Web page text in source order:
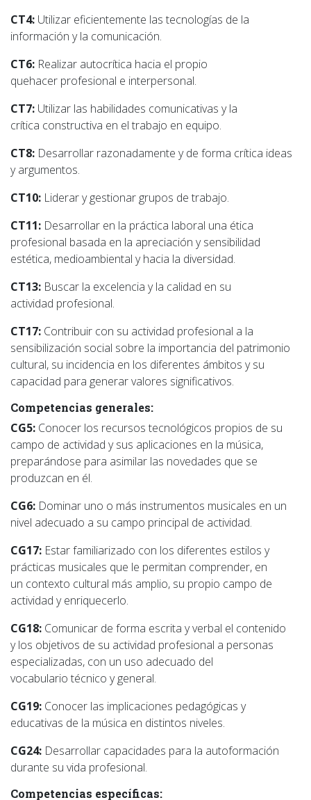
CT4: Utilizar eficientemente las tecnologías de la
información y la comunicación.
CT6: Realizar autocrítica hacia el propio
quehacer profesional e interpersonal.
CT7: Utilizar las habilidades comunicativas y la
crítica constructiva en el trabajo en equipo.
CT8: Desarrollar razonadamente y de forma crítica ideas
y argumentos.
CT10: Liderar y gestionar grupos de trabajo.
CT11: Desarrollar en la práctica laboral una ética
profesional basada en la apreciación y sensibilidad
estética, medioambiental y hacia la diversidad.
CT13: Buscar la excelencia y la calidad en su
actividad profesional.
CT17: Contribuir con su actividad profesional a la
sensibilización social sobre la importancia del patrimonio
cultural, su incidencia en los diferentes ámbitos y su
capacidad para generar valores significativos.
Competencias generales:
CG5: Conocer los recursos tecnológicos propios de su
campo de actividad y sus aplicaciones en la música,
preparándose para asimilar las novedades que se
produzcan en él.
CG6: Dominar uno o más instrumentos musicales en un
nivel adecuado a su campo principal de actividad.
CG17: Estar familiarizado con los diferentes estilos y
prácticas musicales que le permitan comprender, en
un contexto cultural más amplio, su propio campo de
actividad y enriquecerlo.
CG18: Comunicar de forma escrita y verbal el contenido
y los objetivos de su actividad profesional a personas
especializadas, con un uso adecuado del
vocabulario técnico y general.
CG19: Conocer las implicaciones pedagógicas y
educativas de la música en distintos niveles.
CG24: Desarrollar capacidades para la autoformación
durante su vida profesional.
Competencias específicas: